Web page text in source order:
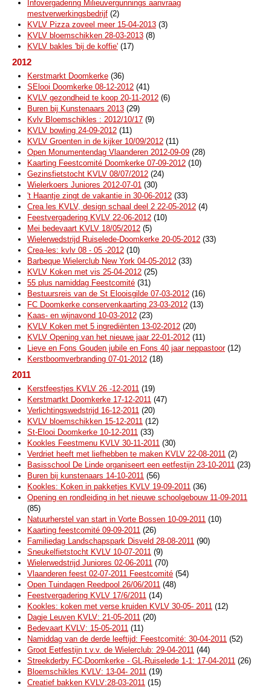
Infovergadering Milieuvergunnings aanvraag
mestverwerkingsbedrijf (2)
KVLV Pizza zoveel meer 15-04-2013 (3)
KVLV bloemschikken 28-03-2013 (8)
KVLV bakles 'bij de koffie' (17)
2012
Kerstmarkt Doomkerke (36)
SElooi Doomkerke 08-12-2012 (41)
KVLV gezondheid te koop 20-11-2012 (6)
Buren bij Kunstenaars 2013 (29)
Kvlv Bloemschikles : 2012/10/17 (9)
KVLV bowling 24-09-2012 (11)
KVLV Groenten in de kijker 10/09/2012 (11)
Open Monumentendag Vlaanderen 2012-09-09 (28)
Kaarting Feestcomité Doomkerke 07-09-2012 (10)
Gezinsfietstocht KVLV 08/07/2012 (24)
Wielerkoers Juniores 2012-07-01 (30)
't Haantje zingt de vakantie in 30-06-2012 (33)
Crea les KVLV, design schaal deel 2 22-05-2012 (4)
Feestvergadering KVLV 22-06-2012 (10)
Mei bedevaart KVLV 18/05/2012 (5)
Wielerwedstrijd Ruiselede-Doomkerke 20-05-2012 (33)
Crea-les: kvlv 08 - 05 -2012 (10)
Barbeque Wielerclub New York 04-05-2012 (33)
KVLV Koken met vis 25-04-2012 (25)
55 plus namiddag Feestcomité (31)
Bestuursreis van de St Elooisgilde 07-03-2012 (16)
FC Doomkerke conservenkaarting 23-03-2012 (13)
Kaas- en wijnavond 10-03-2012 (23)
KVLV Koken met 5 ingrediënten 13-02-2012 (20)
KVLV Opening van het nieuwe jaar 22-01-2012 (11)
Lieve en Fons Gouden jubile en Fons 40 jaar neppastoor(12)
Kerstboomverbranding 07-01-2012 (18)
2011
Kerstfeestjes KVLV 26 -12-2011 (19)
Kerstmartkt Doomkerke 17-12-2011 (47)
Verlichtingswedstrijd 16-12-2011 (20)
KVLV bloemschikken 15-12-2011 (12)
St-Elooi Doomkerke 10-12-2011 (33)
Kookles Feestmenu KVLV 30-11-2011 (30)
Verdriet heeft met liefhebben te maken KVLV 22-08-2011 (2)
Basisschool De Linde organiseert een eetfestijn 23-10-2011 (23)
Buren bij kunstenaars 14-10-2011 (56)
Kookles: Koken in pakketjes KVLV 19-09-2011 (36)
Opening en rondleiding in het nieuwe schoolgebouw 11-09-2011
(85)
Natuurherstel van start in Vorte Bossen 10-09-2011 (10)
Kaarting feestcomité 09-09-2011 (26)
Familiedag Landschapspark Disveld 28-08-2011 (90)
Sneukelfietstocht KVLV 10-07-2011 (9)
Wielerwedstrijd Juniores 02-06-2011 (70)
Vlaanderen feest 02-07-2011 Feestcomité (54)
Open Tuindagen Reedpool 26/06/2011 (48)
Feestvergadering KVLV 17/6/2011 (14)
Kookles: koken met verse kruiden KVLV 30-05- 2011 (12)
Dagje Leuven KVLV: 21-05-2011 (20)
Bedevaart KVLV: 15-05-2011 (11)
Namiddag van de derde leeftijd: Feestcomité: 30-04-2011 (52)
Groot Eetfestijn t.v.v. de Wielerclub: 29-04-2011 (44)
Streekderby FC-Doomkerke - GL-Ruiselede 1-1: 17-04-2011 (26)
Bloemschikles KVLV: 13-04- 2011 (19)
Creatief bakken KVLV:28-03-2011 (15)